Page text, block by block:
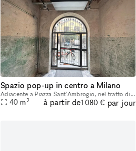
Spazio pop-up in centro a Milano
Adiacente a Piazza Sant’Ambrogio, nel tratto di via San vittore oggi pedonale, sopra le fermate metropolitana M4 e M2, quindi collegata con Linate e Malpensa in uno stabile d’epoca con un cortile di
40 m2 à partir de1 080 € par jour